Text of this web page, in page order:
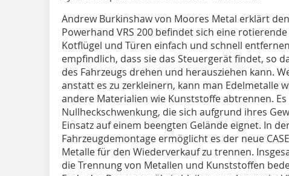
Andrew Burkinshaw von Moores Metal erklärt
Powerhand VRS 200 befindet sich eine
Kotflügel und Türen einfach und schnell
empfindlich, dass sie das Steuergerät findet, so
des Fahrzeugs drehen und herausziehen kann.
anstatt es zu zerkleinern, kann man Edelmetalle
andere Materialien wie Kunststoffe abtrennen.
Nullheckschwenkung, die sich aufgrund ihres
Einsatz auf einem beengten Gelände eignet. In
Fahrzeugdemontage ermöglicht es der neue
Metalle für den Wiederverkauf zu trennen.
die Trennung von Metallen und Kunststoffen